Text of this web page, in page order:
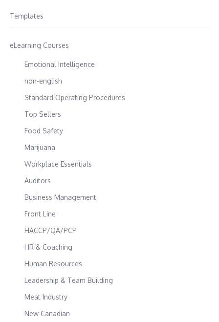
Templates
eLearning Courses
Emotional Intelligence
non-english
Standard Operating Procedures
Top Sellers
Food Safety
Marijuana
Workplace Essentials
Auditors
Business Management
Front Line
HACCP/QA/PCP
HR & Coaching
Human Resources
Leadership & Team Building
Meat Industry
New Canadian